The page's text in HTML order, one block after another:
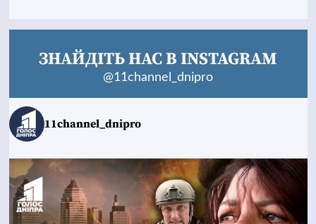
ЗНАЙДІТЬ НАС В INSTAGRAM
@11channel_dnipro
11channel_dnipro